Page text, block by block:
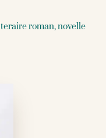
roman, novelle